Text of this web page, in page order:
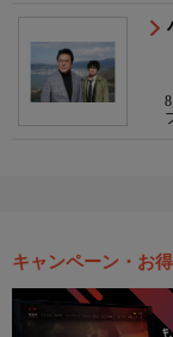
キャンペーン・お